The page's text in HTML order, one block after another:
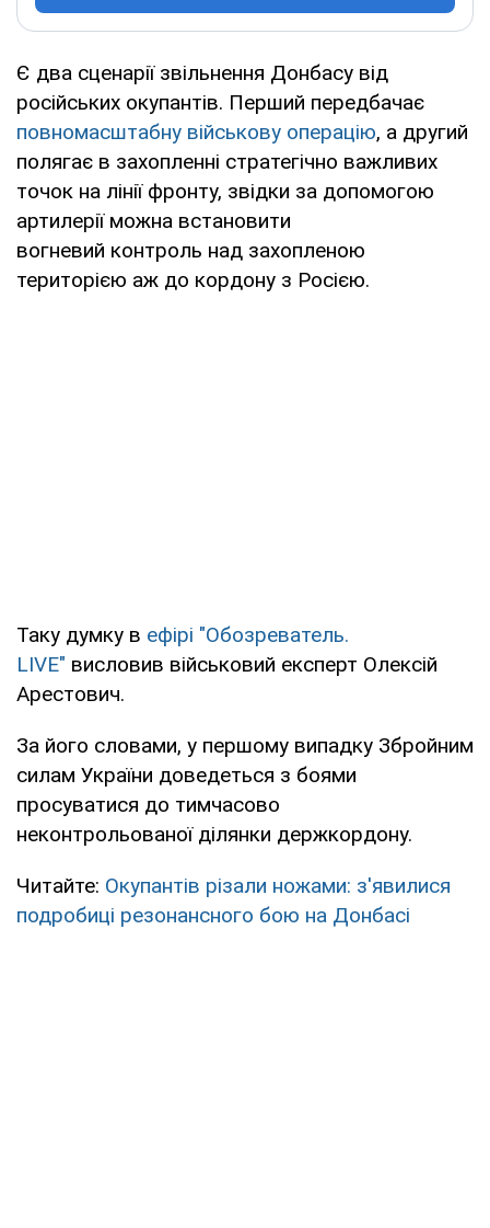
Є два сценарії звільнення Донбасу від
російських окупантів. Перший передбачає
повномасштабну військову операцію, а другий
полягає в захопленні стратегічно важливих
точок на лінії фронту, звідки за допомогою
артилерії можна встановити
вогневий контроль над захопленою
територією аж до кордону з Росією.
Таку думку в ефірі "Обозреватель.
LIVE" висловив військовий експерт Олексій
Арестович.
За його словами, у першому випадку Збройним
силам України доведеться з боями
просуватися до тимчасово
неконтрольованої ділянки держкордону.
Читайте: Окупантів різали ножами: з'явилися
подробиці резонансного бою на Донбасі